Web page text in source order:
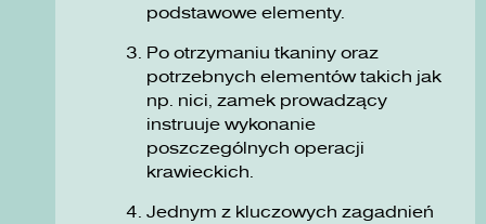
podstawowe elementy.
Po otrzymaniu tkaniny oraz
potrzebnych elementów takich jak
np. nici, zamek prowadzący
instruuje wykonanie
poszczególnych operacji
krawieckich.
Jednym z kluczowych zagadnień